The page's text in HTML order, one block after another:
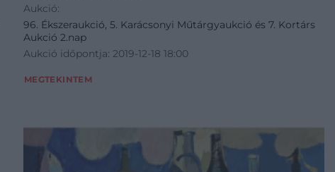
Aukció:
96. Ékszeraukció, 5. Karácsonyi Műtárgyaukció és 7. Kortárs
Aukció 2.nap
Aukció időpontja: 2019-12-18 18:00
MEGTEKINTEM